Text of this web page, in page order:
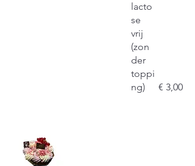
lacto
se
vrij
(zon
der
toppi
ng)
€ 3,00